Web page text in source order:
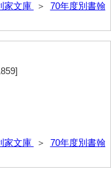
家文庫 ＞ 70年度別書翰
家文庫 ＞ 70年度別書翰